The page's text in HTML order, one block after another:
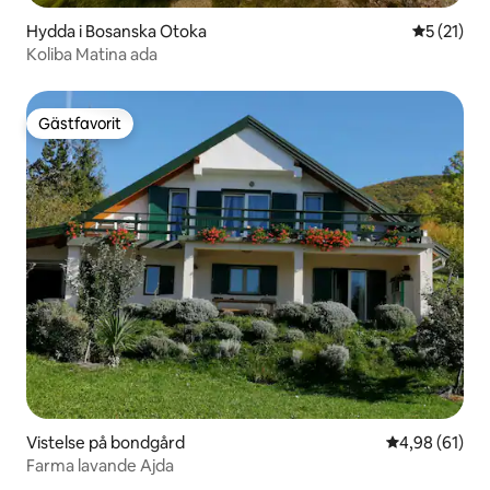
Hydda i Bosanska Otoka 5 av 5 i
5 (21)
Koliba Matina ada
Gästfavorit
Gästfavorit
Vistelse på bondgård 4,98 av 5 i
4,98 (61)
Farma lavande Ajda